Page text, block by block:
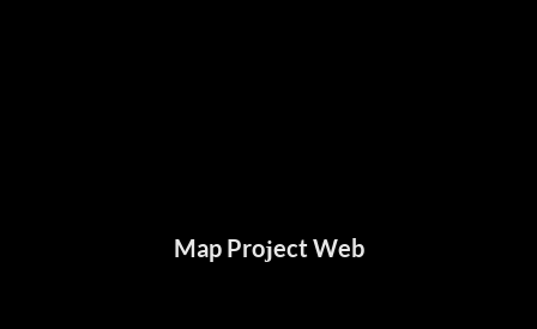
Map Project Web